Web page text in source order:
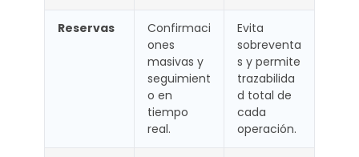
Reservas
Confirmaci
ones
masivas y
seguimient
o en
tiempo
real.
Evita
sobreventa
s y permite
trazabilida
d total de
cada
operación.